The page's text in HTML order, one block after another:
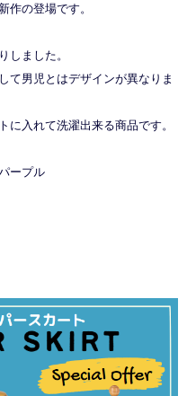
作の登場です。
しました。
て男児とはデザインが異なりま
に入れて洗濯出来る商品です。
ープル